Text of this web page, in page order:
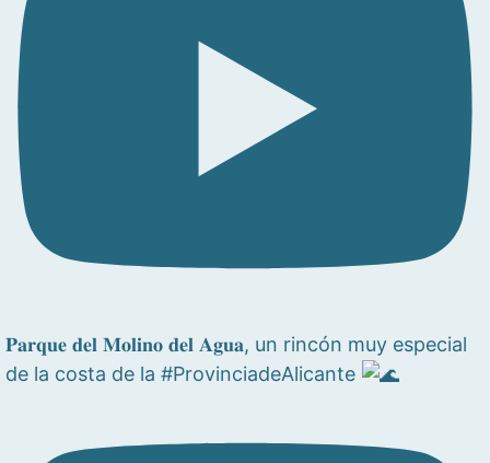
𝐏𝐚𝐫𝐪𝐮𝐞 𝐝𝐞𝐥 𝐌𝐨𝐥𝐢𝐧𝐨 𝐝𝐞𝐥 𝐀𝐠𝐮𝐚, un rincón muy especial
de la costa de la #ProvinciadeAlicante